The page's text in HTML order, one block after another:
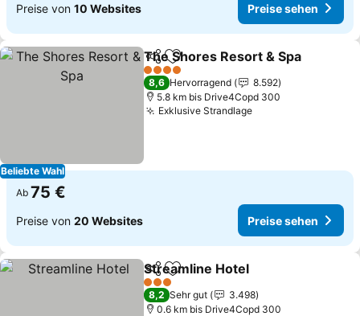
Preise von 10 Websites Preise sehen
Beliebte Wahl
TeilenZu Favoriten hinzufügen
The Shores Resort & Spa
4 Sterne
8,6 Hervorragend
8.592
5.8 km bis Drive4Copd 300
Exklusive Strandlage
Ab 75 €
Preise von 20 Websites Preise sehen
TeilenZu Favoriten hinzufügen
Streamline Hotel
3 Sterne
8,2 Sehr gut
3.498
0.6 km bis Drive4Copd 300